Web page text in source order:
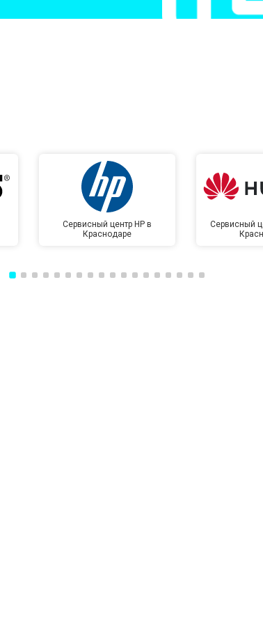
Сервисный центр HP в
Краснодаре
Сервисный